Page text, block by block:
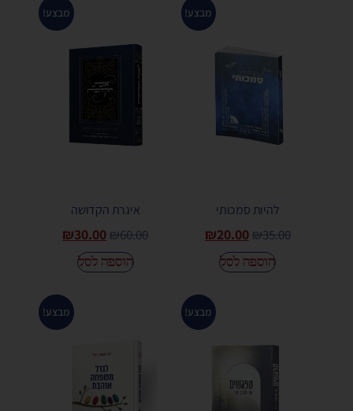
מבצע!
להיות סמכותי
₪35.00
₪20.00
הוספה לסל
מבצע!
איגרת הקדושה
₪60.00
₪30.00
הוספה לסל
מבצע! מבצע!